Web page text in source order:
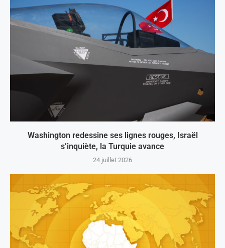
Washington redessine ses lignes rouges, Israël
s’inquiète, la Turquie avance
24 juillet 2026